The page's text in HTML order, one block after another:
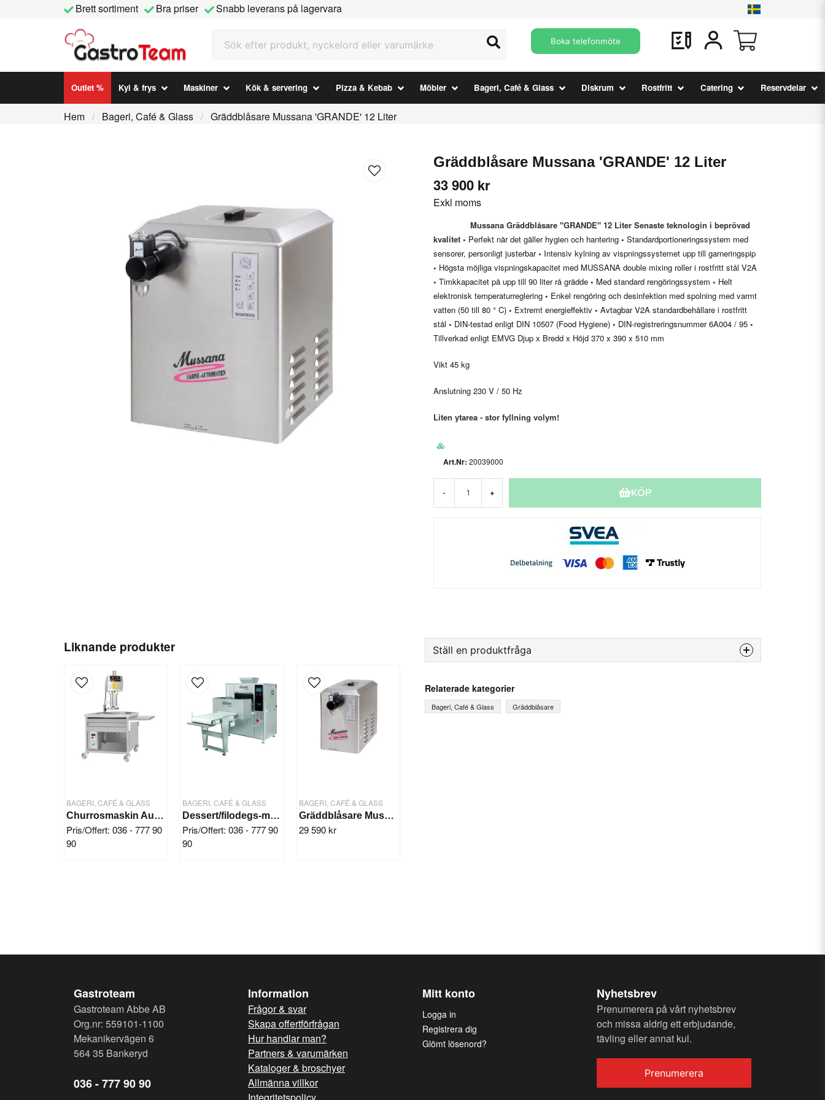
Brett sortiment Bra priser
Snabb leverans på lagervara
Boka telefonmöte
Outlet % Kyl & frys Maskiner Kök & servering Pizza & Kebab Möbler Bageri, Café & Glass Diskrum Rostfritt Catering Reservdelar
Hem Bageri, Café & Glass Gräddblåsare Mussana 'GRANDE' 12 Liter
Gräddblåsare Mussana 'GRANDE' 12 Liter
33 900 kr
Exkl moms
Mussana Gräddblåsare "GRANDE" 12 Liter Senaste teknologin i beprövad
kvalitet • Perfekt när det gäller hygien och hantering• Standardportioneringssystem med
sensorer, personligt justerbar• Intensiv kylning av vispningssystemet upp till garneringspip
• Högsta möjliga vispningskapacitet med MUSSANA double mixing roller i rostfritt stål V2A
• Timkkapacitet på upp till 90 liter rå grädde• Med standard rengöringssystem• Helt
elektronisk temperaturreglering• Enkel rengöring och desinfektion med spolning med varmt
vatten (50 till 80 ° C)• Extremt energieffektiv• Avtagbar V2A standardbehållare i rostfritt
stål• DIN-testad enligt DIN 10507 (Food Hygiene)• DIN-registreringsnummer 6A004 / 95•
Tillverkad enligt EMVG Djup x Bredd x Höjd 370 x 390 x 510 mm
Vikt 45 kg
Anslutning 230 V / 50 Hz
Liten ytarea - stor fyllning volym!
20039000
- + KÖP
Liknande produkter
BAGERI, CAFÉ & GLASS
Churrosmaskin Automatisk (4 kg deg)
Pris/Offert: 036 - 777 90
90
BAGERI, CAFÉ & GLASS
Dessert/filodegs-maskin Baklava
Pris/Offert: 036 - 777 90
90
BAGERI, CAFÉ & GLASS
Gräddblåsare Mussana 'BOY' 4 Liter
29 590 kr
Ställ en produktfråga
Fråga oss något om denna produkten...
Relaterade kategorier
Bageri, Café & Glass Gräddblåsare
Gastroteam
Gastroteam Abbe AB
Org.nr: 559101-1100
Mekanikervägen 6
564 35 Bankeryd
036 - 777 90 90
Information
Frågor & svar
Skapa offertförfrågan
Hur handlar man?
Partners & varumärken
Kataloger & broschyer
Allmänna villkor
Mitt konto
Logga in
Registrera dig
Glömt lösenord?
Nyhetsbrev
Prenumerera på vårt nyhetsbrev
och missa aldrig ett erbjudande,
tävling eller annat kul.
Prenumerera